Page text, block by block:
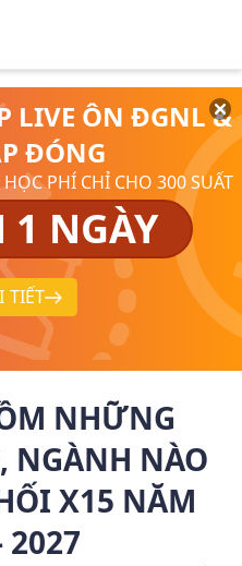
LIVE ÔN ĐGNL &
ĐÓNG
PHÍ CHỈ CHO 300 SUẤT
1 NGÀY
TIẾT
NHỮNG
NGÀNH NÀO
X15 NĂM
2027